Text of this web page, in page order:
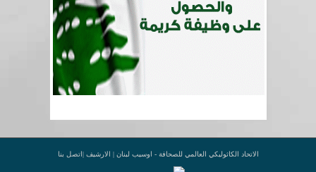
الاتحاد الكاثوليكي العالمي للصحافة - اوسيب لبنان | الارشيف |اتصل بنا